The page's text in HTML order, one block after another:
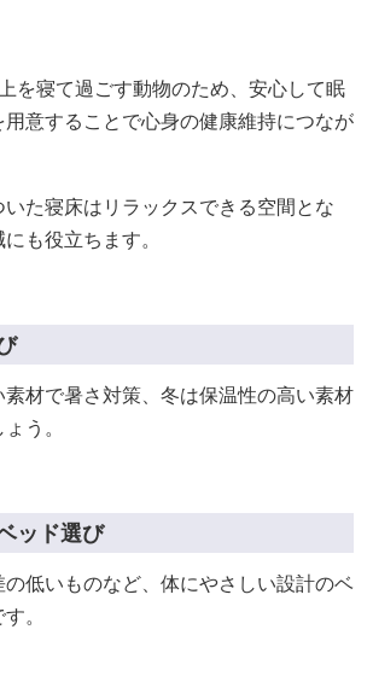
を寝て過ごす動物のため、安心して眠
意することで心身の健康維持につなが
た寝床はリラックスできる空間とな
も役立ちます。
材で暑さ対策、冬は保温性の高い素材
う。
ッド選び
低いものなど、体にやさしい設計のベ
。